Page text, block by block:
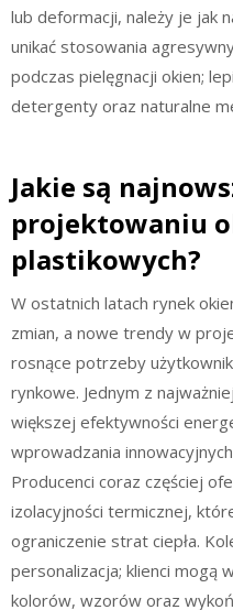
lub deformacji, należy je jak
unikać stosowania
podczas pielęgnacji okien;
detergenty oraz naturalne
Jakie są
projektowaniu
plastikowych?
W ostatnich latach rynek
zmian, a nowe trendy w
rosnące potrzeby
rynkowe. Jednym z
większej efektywności
wprowadzania
Producenci coraz częściej
izolacyjności termicznej,
ograniczenie strat ciepła.
personalizacja; klienci mogą
kolorów, wzorów oraz